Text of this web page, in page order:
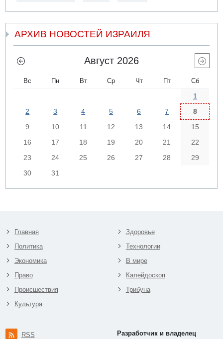
АРХИВ НОВОСТЕЙ ИЗРАИЛЯ
Август 2026
Вс Пн Вт Ср Чт Пт Сб
1
2
3 4 5 6 7
8
9
10 11 12 13 14
15
16
17 18 19 20 21
22
23
24 25 26 27 28
29
30
31
Главная
Политика
Экономика
Право
Происшествия
Культура
Здоровье
Технологии
В мире
Калейдоскоп
Трибуна
RSS
Разработчик и владелец